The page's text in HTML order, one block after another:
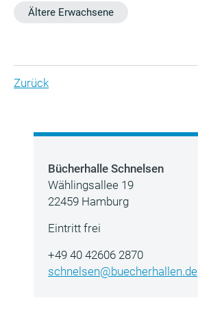
Ältere Erwachsene
Zurück
Bücherhalle Schnelsen
Wählingsallee 19
22459 Hamburg
Eintritt frei
+49 40 42606 2870
schnelsen@buecherhallen.de